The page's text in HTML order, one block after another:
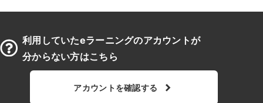
利用していたeラーニングのアカウントが
分からない方はこちら
アカウントを確認する